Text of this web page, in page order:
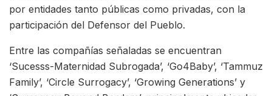
por entidades tanto públicas como privadas, con la
participación del Defensor del Pueblo.
Entre las compañías señaladas se encuentran
‘Sucesss-Maternidad Subrogada’, ‘Go4Baby’, ‘Tammuz
Family’, ‘Circle Surrogacy’, ‘Growing Generations’ y